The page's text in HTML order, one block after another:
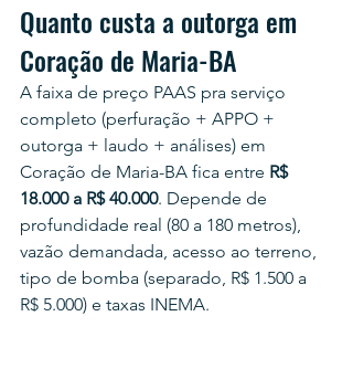
Quanto custa a outorga em
Coração de Maria-BA
A faixa de preço PAAS pra serviço
completo (perfuração + APPO +
outorga + laudo + análises) em
Coração de Maria-BA fica entre R$
18.000 a R$ 40.000. Depende de
profundidade real (80 a 180 metros),
vazão demandada, acesso ao terreno,
tipo de bomba (separado, R$ 1.500 a
R$ 5.000) e taxas INEMA.